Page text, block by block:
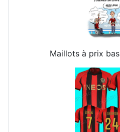
Maillots à prix bas